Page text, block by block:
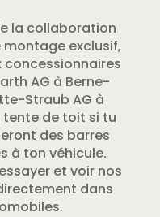
la collaboration
exclusif,
concessionnaires
AG à Berne-
Straub AG à
de toit si tu
des barres
à ton véhicule.
et voir nos
dans